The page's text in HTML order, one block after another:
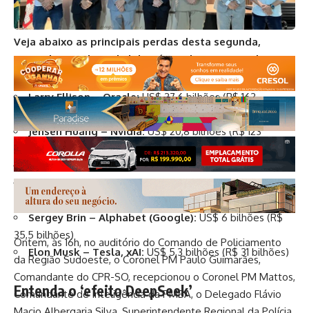
Veja abaixo as principais perdas desta segunda,
segundo o ranking de bilionários da revista Forbes:
Larry Ellison – Oracle:US$ 27,6 bilhões (R$ 163
bilhões)
Jensen Huang – Nvidia:US$ 20,8 bilhões (R$ 123
bilhões)
Michael Dell – Dell:US$ 12,5 bilhões (R$ 74 bilhões)
Larry Page – Alphabet (Google):US$ 6,4 bilhões (R$
37,9 bilhões)
Sergey Brin – Alphabet (Google):US$ 6 bilhões (R$
35,5 bilhões)
Elon Musk – Tesla, xAI: US$ 5,3 bilhões (R$ 31 bilhões)
Entenda o ‘efeito DeepSeek’
Ontem, às 16h, no auditório do Comando de Policiamento
da Região Sudoeste, o Coronel PM Paulo Guimarães,
Comandante do CPR-SO, recepcionou o Coronel PM Mattos,
Comandante de Inteligência da PMBA, o Delegado Flávio